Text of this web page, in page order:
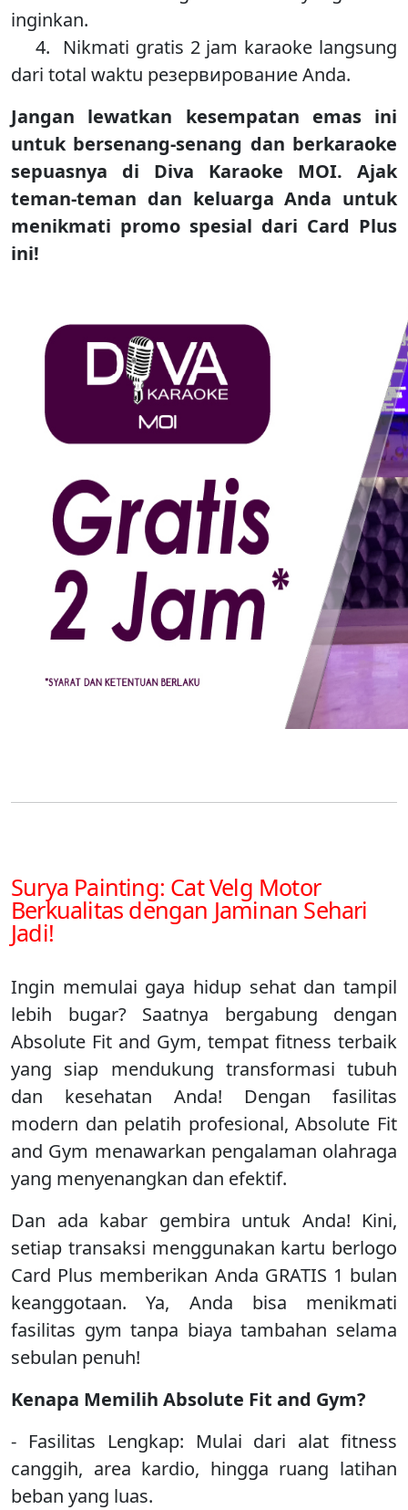
inginkan.
4. Nikmati gratis 2 jam karaoke langsung
dari total waktu резервирование Anda.
Jangan lewatkan kesempatan emas ini
untuk bersenang-senang dan berkaraoke
sepuasnya di Diva Karaoke MOI. Ajak
teman-teman dan keluarga Anda untuk
menikmati promo spesial dari Card Plus
ini!
Surya Painting: Cat Velg Motor
Berkualitas dengan Jaminan Sehari
Jadi!
Ingin memulai gaya hidup sehat dan tampil
lebih bugar? Saatnya bergabung dengan
Absolute Fit and Gym, tempat fitness terbaik
yang siap mendukung transformasi tubuh
dan kesehatan Anda! Dengan fasilitas
modern dan pelatih profesional, Absolute Fit
and Gym menawarkan pengalaman olahraga
yang menyenangkan dan efektif.
Dan ada kabar gembira untuk Anda! Kini,
setiap transaksi menggunakan kartu berlogo
Card Plus memberikan Anda GRATIS 1 bulan
keanggotaan. Ya, Anda bisa menikmati
fasilitas gym tanpa biaya tambahan selama
sebulan penuh!
Kenapa Memilih Absolute Fit and Gym?
- Fasilitas Lengkap: Mulai dari alat fitness
canggih, area kardio, hingga ruang latihan
beban yang luas.